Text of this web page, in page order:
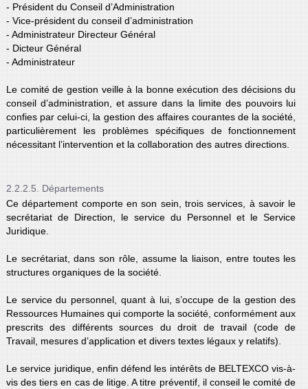
- Président du Conseil d’Administration
- Vice-président du conseil d’administration
- Administrateur Directeur Général
- Dicteur Général
- Administrateur
Le comité de gestion veille à la bonne exécution des décisions du
conseil d’administration, et assure dans la limite des pouvoirs lui
confies par celui-ci, la gestion des affaires courantes de la société,
particulièrement les problèmes spécifiques de fonctionnement
nécessitant l’intervention et la collaboration des autres directions.
2.2.2.5. Départements
Ce département comporte en son sein, trois services, à savoir le
secrétariat de Direction, le service du Personnel et le Service
Juridique.
Le secrétariat, dans son rôle, assume la liaison, entre toutes les
structures organiques de la société.
Le service du personnel, quant à lui, s’occupe de la gestion des
Ressources Humaines qui comporte la société, conformément aux
prescrits des différents sources du droit de travail (code de
Travail, mesures d’application et divers textes légaux y relatifs).
Le service juridique, enfin défend les intérêts de BELTEXCO vis-à-
vis des tiers en cas de litige. A titre préventif, il conseil le comité de